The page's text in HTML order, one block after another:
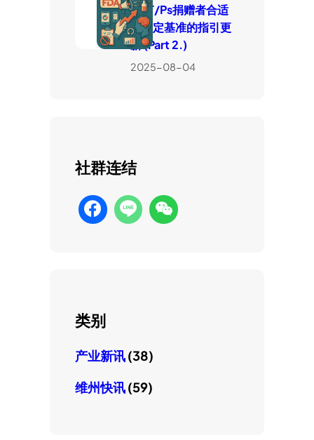
HCT/Ps捐赠者合适
性判定基准的指引更
新 (Part 2.)
2025-08-04
社群连结
类别
产业新讯(38)
维州快讯(59)